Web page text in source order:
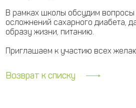
В рамках школы обсудим
осложнений сахарного диабета,
образу жизни, питанию.
Приглашаем к участию всех
Возврат к списку